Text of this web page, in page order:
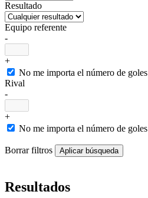
Resultado
Equipo referente
-
+
No me importa el número de goles
Rival
-
+
No me importa el número de goles
Borrar filtros
Resultados